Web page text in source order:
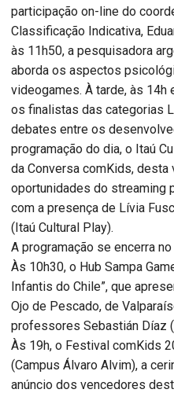
participação on-line do
Classificação Indicativa,
às 11h50, a pesquisadora
aborda os aspectos
videogames. À tarde, às 14h
os finalistas das categorias
debates entre os
programação do dia, o Itaú
da Conversa comKids,
oportunidades do streaming
com a presença de Lívia
(Itaú Cultural Play).
A programação se encerra
Às 10h30, o Hub Sampa
Infantis do Chile”, que
Ojo de Pescado, de
professores Sebastián Díaz
Às 19h, o Festival comKids
(Campus Álvaro Alvim), a
anúncio dos vencedores